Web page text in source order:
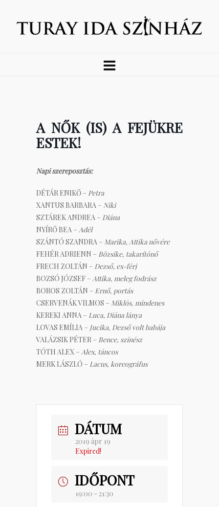
A NŐK (IS) A FEJÜKRE
ESTEK!
Napi szereposztás:
DÉTÁR ENIKŐ – Petra
XANTUS BARBARA – Niki
SZTÁREK ANDREA – Diána
NYÍRŐ BEA – Adél
SZÁNTÓ SZANDRA – Marika, Attika nővére
FEHÉR ADRIENN – Bözsike, takarítónő
FRECH ZOLTÁN – Dezső, ex-férj
BOZSÓ JÓZSEF – Attika, meleg fodrász
BOROS ZOLTÁN – Ernő, portás
CSERVENÁK VILMOS – Miklós, mindenes
KEREKI ANNA – Luca, Diána lánya
LOVAS EMÍLIA – Jucika, Dezső volt babája
VALÁZSIK PÉTER – Bence, színész
TÓTH ALEX – Alex, táncos
MERK LÁSZLÓ – Lacus, koreográfus
DÁTUM
2019 ápr 19
Expired!
IDŐPONT
19:00 - 21:30